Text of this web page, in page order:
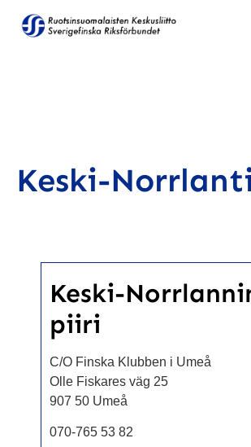
Keski-
Keski-
piiri
C/O Finska Klubben i Umeå
Olle Fiskares väg 25
907 50 Umeå
070-765 53 82